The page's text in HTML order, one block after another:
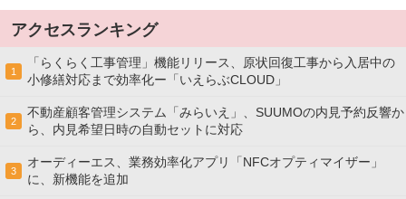
アクセスランキング
1
「らくらく工事管理」機能リリース、原状回復工事から入居中の
小修繕対応まで効率化ー「いえらぶCLOUD」
2
不動産顧客管理システム「みらいえ」、SUUMOの内見予約反響か
ら、内見希望日時の自動セットに対応
3
オーディーエス、業務効率化アプリ「NFCオプティマイザー」
に、新機能を追加